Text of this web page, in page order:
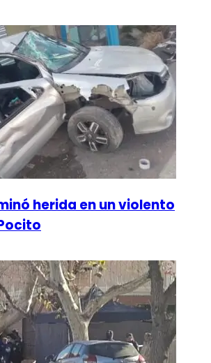
herida en un violento